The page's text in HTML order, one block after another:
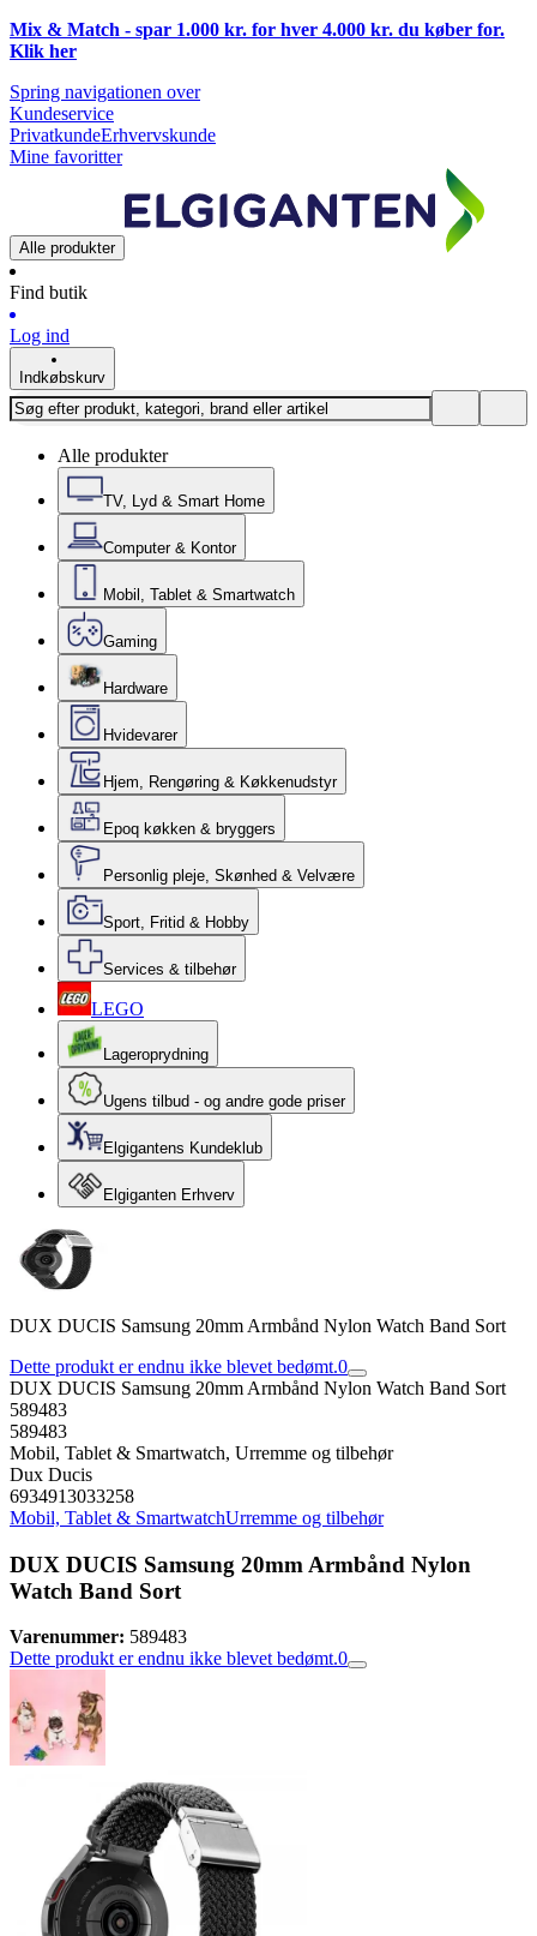
Mix & Match - spar 1.000 kr. for hver 4.000 kr. du køber for.
Klik her
Spring navigationen over
Kundeservice
PrivatkundeErhvervskunde
Mine favoritter
Alle produkter
Find butik
Log ind
Indkøbskurv
Alle produkter
TV, Lyd & Smart Home
Computer & Kontor
Mobil, Tablet & Smartwatch
Gaming
Hardware
Hvidevarer
Hjem, Rengøring & Køkkenudstyr
Epoq køkken & bryggers
Personlig pleje, Skønhed & Velvære
Sport, Fritid & Hobby
Services & tilbehør
LEGO
Lageroprydning
Ugens tilbud - og andre gode priser
Elgigantens Kundeklub
Elgiganten Erhverv
DUX DUCIS Samsung 20mm Armbånd Nylon Watch Band Sort
Dette produkt er endnu ikke blevet bedømt.0
DUX DUCIS Samsung 20mm Armbånd Nylon Watch Band Sort
589483
589483
Mobil, Tablet & Smartwatch, Urremme og tilbehør
Dux Ducis
6934913033258
Mobil, Tablet & SmartwatchUrremme og tilbehør
DUX DUCIS Samsung 20mm Armbånd Nylon
Watch Band Sort
Varenummer: 589483
Dette produkt er endnu ikke blevet bedømt.0